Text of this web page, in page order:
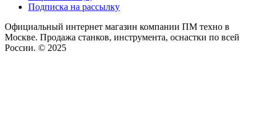
Подписка на рассылку
Официальный интернет магазин компании ПМ техно в
Москве. Продажа станков, инструмента, оснастки по всей
России. © 2025